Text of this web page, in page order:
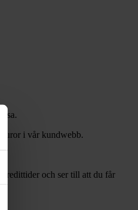
i vår kundwebb.
och ser till att du får